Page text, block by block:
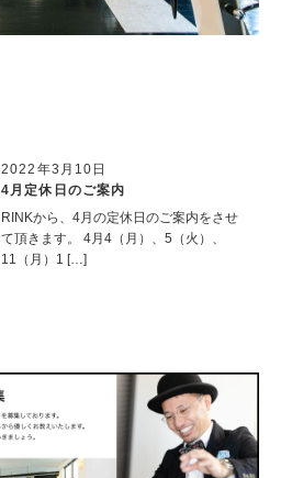
2022年3月10日
4月定休日のご案内
RINKから、4月の定休日のご案内をさせ
て頂きます。 4月4（月）、5（火）、
11（月）1 […]